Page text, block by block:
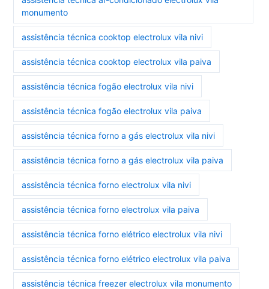
monumento
assistência técnica cooktop electrolux vila nivi
assistência técnica cooktop electrolux vila paiva
assistência técnica fogão electrolux vila nivi
assistência técnica fogão electrolux vila paiva
assistência técnica forno a gás electrolux vila nivi
assistência técnica forno a gás electrolux vila paiva
assistência técnica forno electrolux vila nivi
assistência técnica forno electrolux vila paiva
assistência técnica forno elétrico electrolux vila nivi
assistência técnica forno elétrico electrolux vila paiva
assistência técnica freezer electrolux vila monumento